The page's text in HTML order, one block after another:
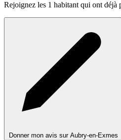
Rejoignez les 1 habitant qui ont déjà
Donner mon avis sur Aubry-en-Exmes